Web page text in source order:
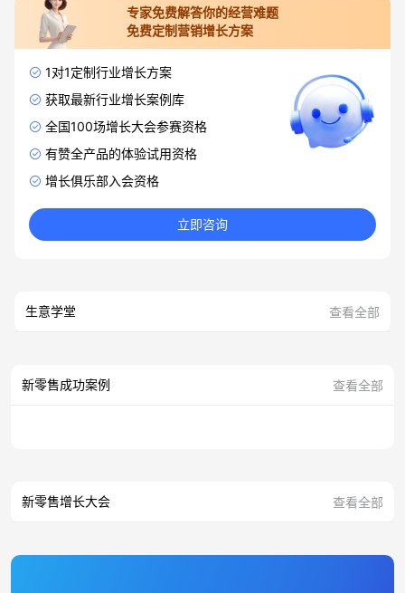
专家免费解答你的经营难题
免费定制营销增长方案
1对1定制行业增长方案
获取最新行业增长案例库
全国100场增长大会参赛资格
有赞全产品的体验试用资格
增长俱乐部入会资格
立即咨询
生意学堂 查看全部
新零售成功案例 查看全部
新零售增长大会 查看全部